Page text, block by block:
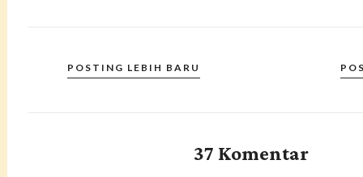
POSTING LEBIH BARU
37 Komentar